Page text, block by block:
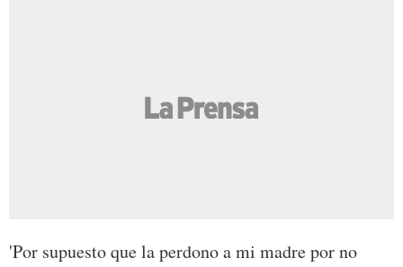
'Por supuesto que la perdono a mi madre por no